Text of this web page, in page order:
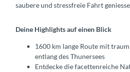
saubere und stressfreie Fahrt
Deine Highlights auf einen Blick
1600 km lange Route mit
entlang des Thunersees
Entdecke die facettenreiche